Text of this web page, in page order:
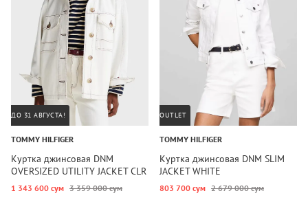
ДО 31 АВГУСТА!
TOMMY HILFIGER
Куртка джинсовая DNM
OVERSIZED UTILITY JACKET CLR
1 343 600 сум 3 359 000 сум
OUTLET
TOMMY HILFIGER
Куртка джинсовая DNM SLIM
JACKET WHITE
803 700 сум 2 679 000 сум